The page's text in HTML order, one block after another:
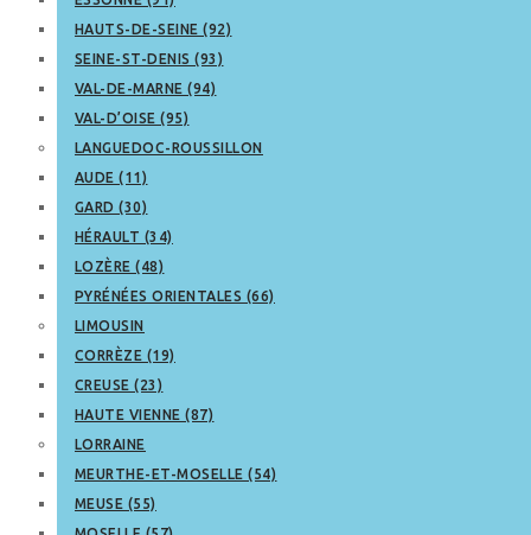
HAUTS-DE-SEINE (92)
SEINE-ST-DENIS (93)
VAL-DE-MARNE (94)
VAL-D’OISE (95)
LANGUEDOC-ROUSSILLON
AUDE (11)
GARD (30)
HÉRAULT (34)
LOZÈRE (48)
PYRÉNÉES ORIENTALES (66)
LIMOUSIN
CORRÈZE (19)
CREUSE (23)
HAUTE VIENNE (87)
LORRAINE
MEURTHE-ET-MOSELLE (54)
MEUSE (55)